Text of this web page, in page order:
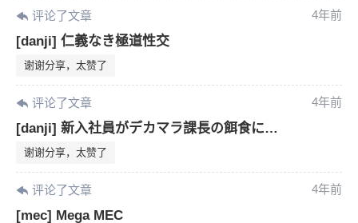
评论了文章 4年前
[danji] 仁義なき極道性交
谢谢分享，太赞了
评论了文章 4年前
[danji] 新入社員がデカマラ課長の餌食に…
谢谢分享，太赞了
评论了文章 4年前
[mec] Mega MEC